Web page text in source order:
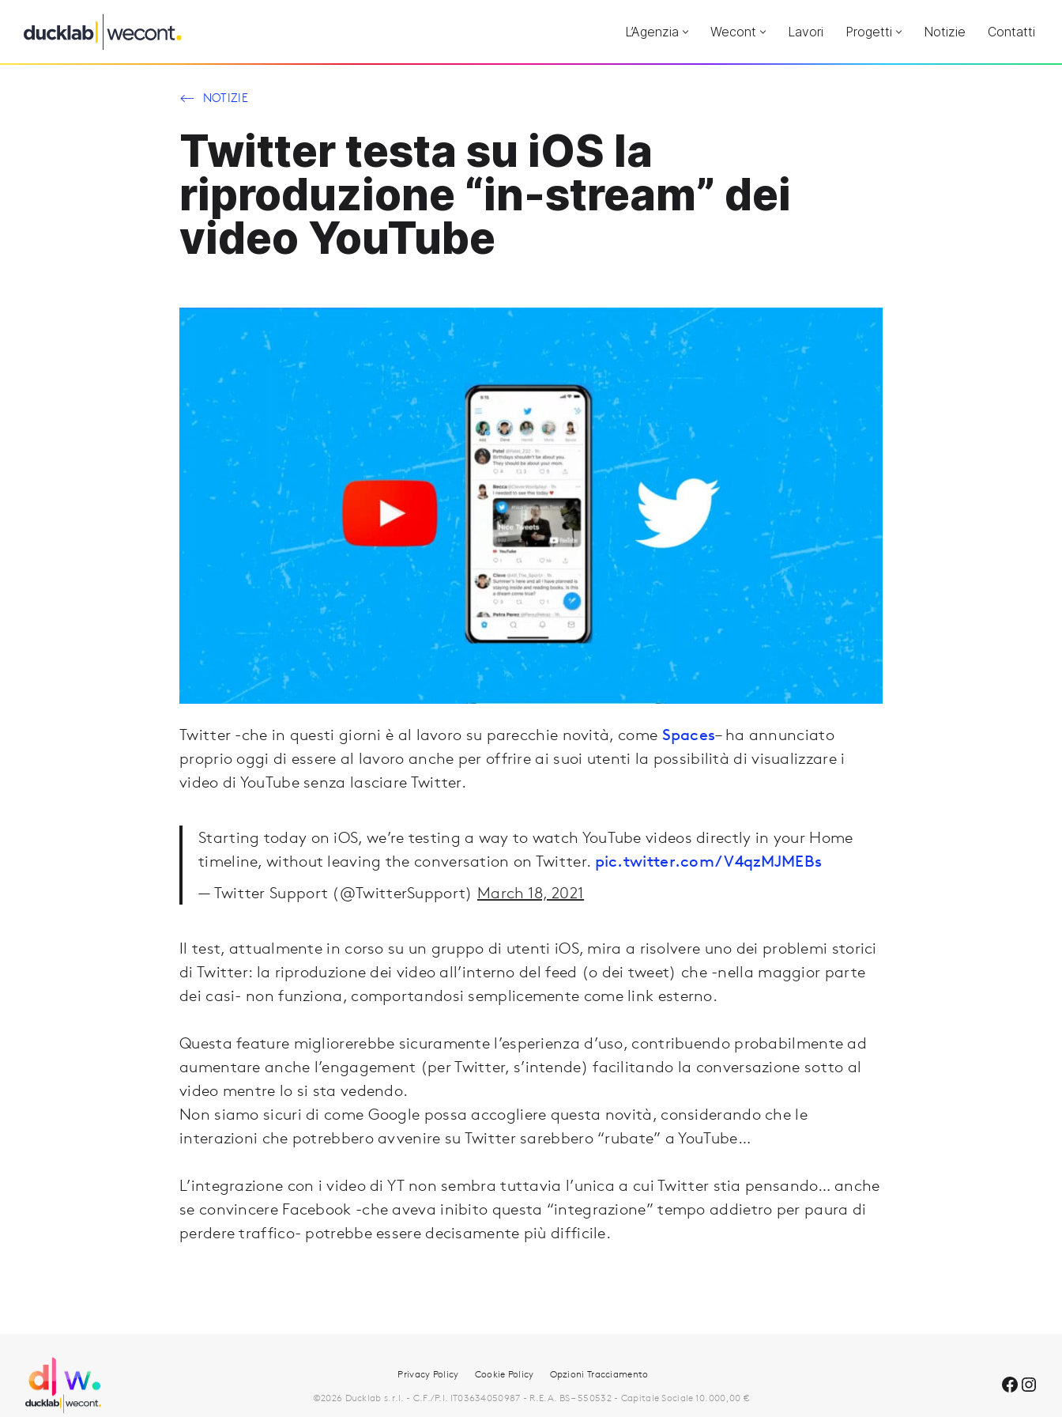
Vai
al
L’Agenzia Wecont Lavori Progetti Notizie Contatti
NOTIZIE
Twitter testa su iOS la
riproduzione “in-stream” dei
video YouTube
Twitter -che in questi giorni è al lavoro su parecchie novità, come Spaces– ha annunciato
proprio oggi di essere al lavoro anche per offrire ai suoi utenti la possibilità di visualizzare i
video di YouTube senza lasciare Twitter.
Starting today on iOS, we’re testing a way to watch YouTube videos directly in your Home
timeline, without leaving the conversation on Twitter. pic.twitter.com/V4qzMJMEBs
— Twitter Support (@TwitterSupport) March 18, 2021
Il test, attualmente in corso su un gruppo di utenti iOS, mira a risolvere uno dei problemi storici
di Twitter: la riproduzione dei video all’interno del feed (o dei tweet) che -nella maggior parte
dei casi- non funziona, comportandosi semplicemente come link esterno.
Questa feature migliorerebbe sicuramente l’esperienza d’uso, contribuendo probabilmente ad
aumentare anche l’engagement (per Twitter, s’intende) facilitando la conversazione sotto al
video mentre lo si sta vedendo.
Non siamo sicuri di come Google possa accogliere questa novità, considerando che le
interazioni che potrebbero avvenire su Twitter sarebbero “rubate” a YouTube…
L’integrazione con i video di YT non sembra tuttavia l’unica a cui Twitter stia pensando… anche
se convincere Facebook -che aveva inibito questa “integrazione” tempo addietro per paura di
perdere traffico- potrebbe essere decisamente più difficile.
Privacy Policy Cookie Policy
Opzioni Tracciamento
©2026 Ducklab s.r.l. - C.F./P.I. IT03634050987 - R.E.A. BS – 550532 - Capitale Sociale 10.000,00 €